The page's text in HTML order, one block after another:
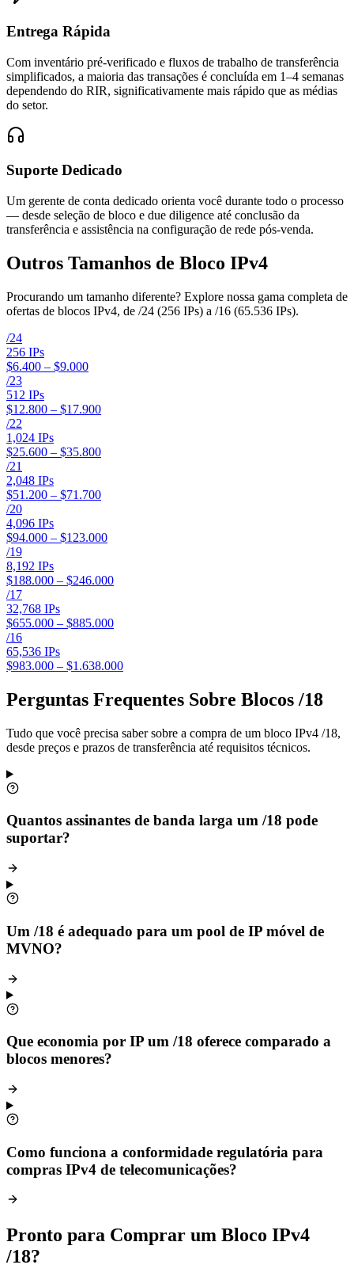
Entrega Rápida
Com inventário pré-verificado e fluxos de trabalho de transferência
simplificados, a maioria das transações é concluída em 1–4 semanas
dependendo do RIR, significativamente mais rápido que as médias
do setor.
Suporte Dedicado
Um gerente de conta dedicado orienta você durante todo o processo
— desde seleção de bloco e due diligence até conclusão da
transferência e assistência na configuração de rede pós-venda.
Outros Tamanhos de Bloco IPv4
Procurando um tamanho diferente? Explore nossa gama completa de
ofertas de blocos IPv4, de /24 (256 IPs) a /16 (65.536 IPs).
/24
256 IPs
$6.400 – $9.000
/23
512 IPs
$12.800 – $17.900
/22
1,024 IPs
$25.600 – $35.800
/21
2,048 IPs
$51.200 – $71.700
/20
4,096 IPs
$94.000 – $123.000
/19
8,192 IPs
$188.000 – $246.000
/17
32,768 IPs
$655.000 – $885.000
/16
65,536 IPs
$983.000 – $1.638.000
Perguntas Frequentes Sobre Blocos /18
Tudo que você precisa saber sobre a compra de um bloco IPv4 /18,
desde preços e prazos de transferência até requisitos técnicos.
Quantos assinantes de banda larga um /18 pode
suportar?
Um /18 é adequado para um pool de IP móvel de
MVNO?
Que economia por IP um /18 oferece comparado a
blocos menores?
Como funciona a conformidade regulatória para
compras IPv4 de telecomunicações?
Pronto para Comprar um Bloco IPv4
/18?